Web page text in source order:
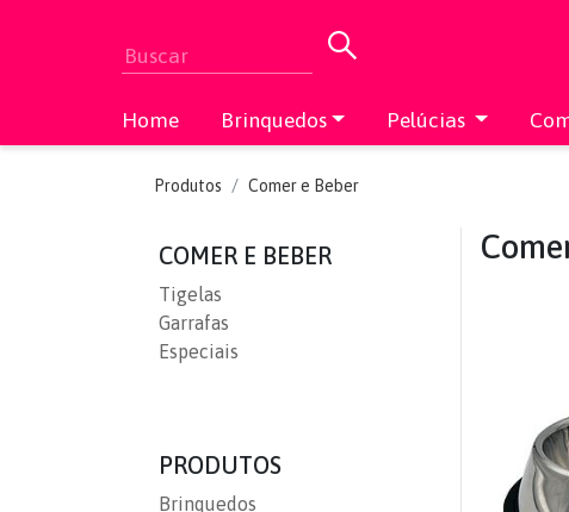
Home Brinquedos Pelúcias
Produtos Comer e Beber
COMER E BEBER
Tigelas
Garrafas
Especiais
PRODUTOS
Brinquedos